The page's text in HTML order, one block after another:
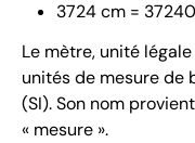
3724 cm =
Le mètre, unité
unités de mesure de
(SI). Son nom
« mesure ».